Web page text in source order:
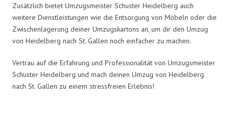
Zusätzlich bietet Umzugsmeister Schuster Heidelberg auch
weitere Dienstleistungen wie die Entsorgung von Möbeln oder die
Zwischenlagerung deiner Umzugskartons an, um dir den Umzug
von Heidelberg nach St. Gallen noch einfacher zu machen.
Vertrau auf die Erfahrung und Professionalität von Umzugsmeister
Schuster Heidelberg und mach deinen Umzug von Heidelberg
nach St. Gallen zu einem stressfreien Erlebnis!